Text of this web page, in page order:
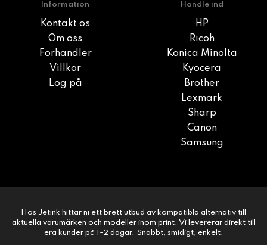
Information
Kontakt os
Om oss
Forhandler
Villkor
Log på
Handle ind
HP
Ricoh
Konica Minolta
Kyocera
Brother
Lexmark
Sharp
Canon
Samsung
Hos Jetink hittar ni ett brett utbud av kompatibla alternativ till
aktuella varumärken och modeller inom print. Vi levererar direkt till
era kunder på 1-2 dagar. Snabbt, smidigt, enkelt.